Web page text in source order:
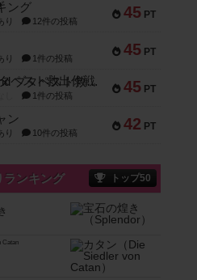
45 PT
ング
り 12件の投稿
45 PT
り 1件の投稿
45 PT
Bitter End ブタペスト救出作戦
1件の投稿
42 PT
ン
り 10件の投稿
ランキング トップ50
Catan